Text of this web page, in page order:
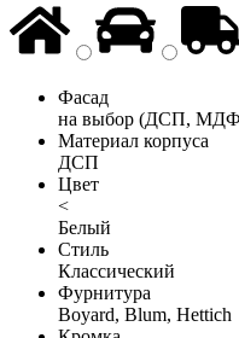
Фасад
на выбор (ДСП,
Материал корпуса
ДСП
Цвет
<
Белый
Стиль
Классический
Фурнитура
Boyard, Blum, Hettich